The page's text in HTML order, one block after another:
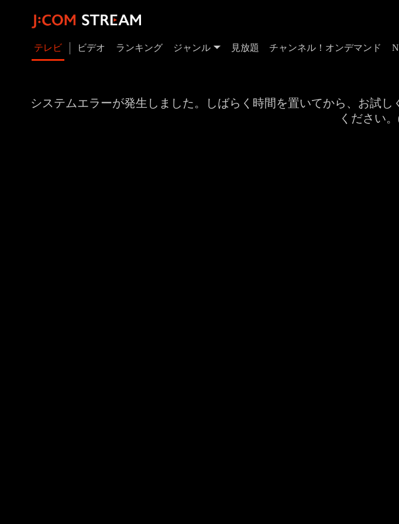
テレビ ビデオ ランキング ジャンル 見放題 チャンネル！オンデマンド
システムエラーが発生しました。しばらく時間を置いてから、お試
ください